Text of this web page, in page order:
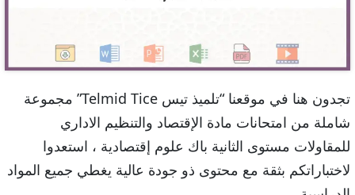
تجدون هنا في موقعنا “تلميذ تيس Telmid Tice” مجموعة
شاملة من امتحانات مادة الإقتصاد والتنظيم الاداري
للمقاولات مستوى الثانية باك علوم إقتصادية ، استعدوا
لاختباراتكم بثقة مع محتوى ذو جودة عالية يغطي جميع المواد